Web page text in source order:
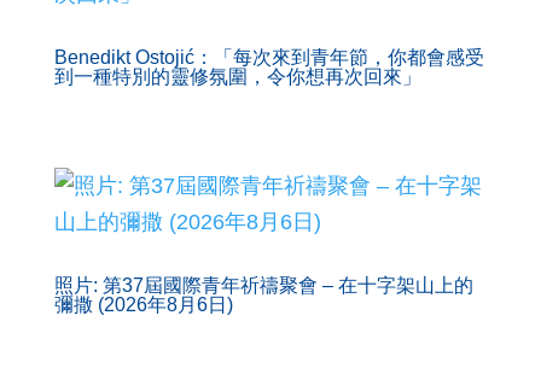
Benedikt Ostojić：「每次來到青年節，你都會感受
到一種特別的靈修氛圍，令你想再次回來」
照片: 第37屆國際青年祈禱聚會 – 在十字架山上的
彌撒 (2026年8月6日)